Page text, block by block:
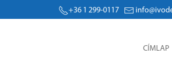
+36 1 299-0117
CÍMLAP